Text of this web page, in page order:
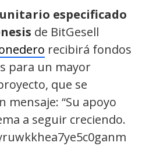
especificado
de BitGesell
recibirá fondos
para un mayor
que se
mensaje: “Su apoyo
a seguir creciendo.